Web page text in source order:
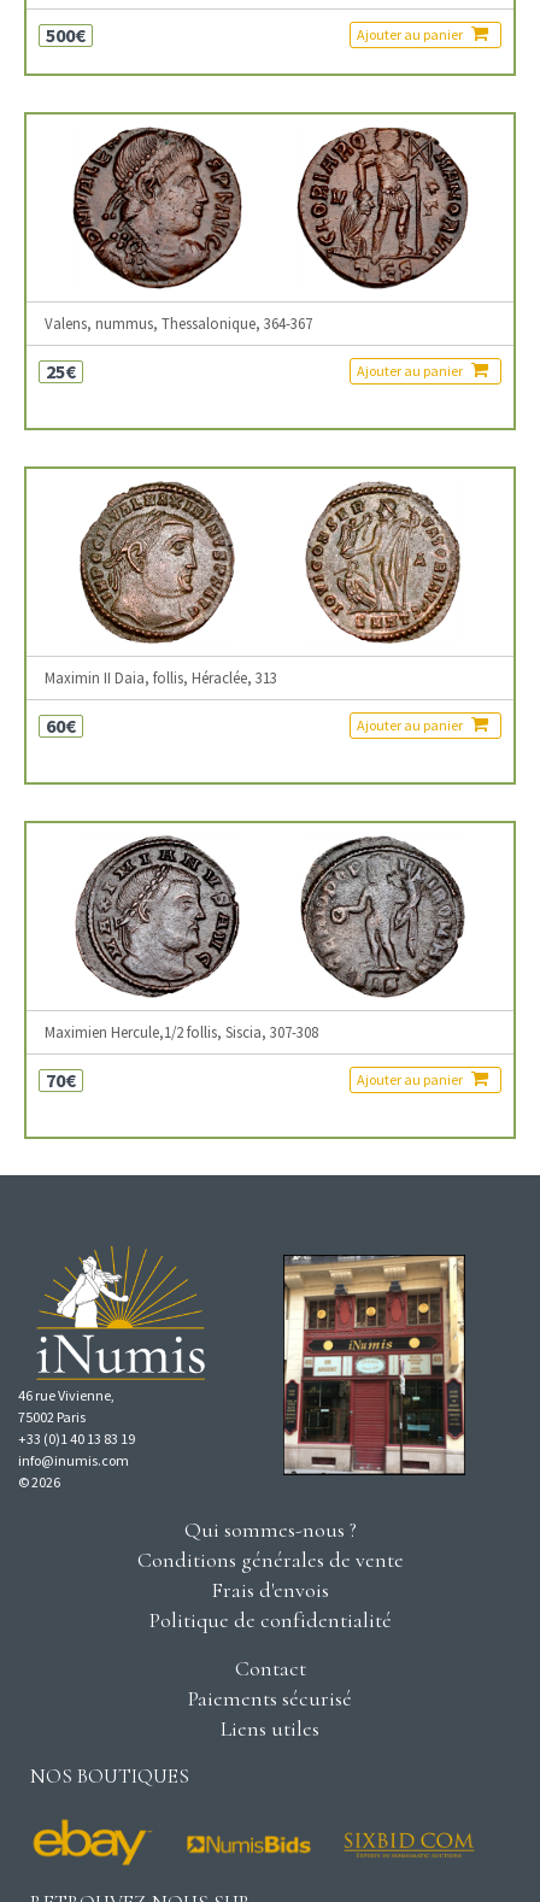
500€ Ajouter au panier
Valens, nummus, Thessalonique, 364-367
25€ Ajouter au panier
Maximin II Daia, follis, Héraclée, 313
60€ Ajouter au panier
Maximien Hercule,1/2 follis, Siscia, 307-308
70€ Ajouter au panier
46 rue Vivienne,
75002 Paris
+33 (0)1 40 13 83 19
info@inumis.com
© 2026
Qui sommes-nous ?
Conditions générales de vente
Frais d'envois
Politique de confidentialité
Contact
Paiements sécurisé
Liens utiles
NOS BOUTIQUES